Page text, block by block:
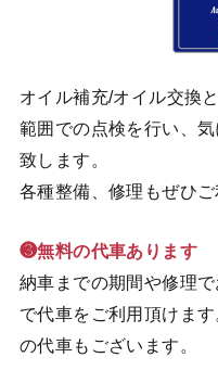
オイル補充/オイル交換
範囲での点検を行い、
致します。
各種整備、修理もぜひご
❸無料の代車あります
納車までの期間や修理
で代車をご利用頂けま
の代車もございます。